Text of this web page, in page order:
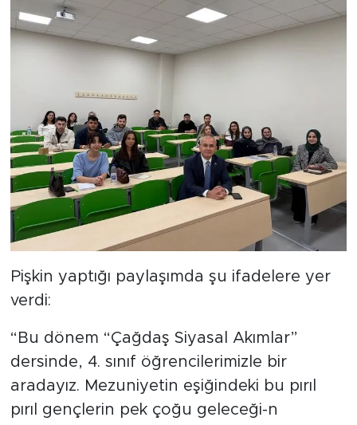
Pişkin yaptığı paylaşımda şu ifadelere yer
verdi:
“Bu dönem “Çağdaş Siyasal Akımlar”
dersinde, 4. sınıf öğrencilerimizle bir
aradayız. Mezuniyetin eşiğindeki bu pırıl
pırıl gençlerin pek çoğu geleceği-n